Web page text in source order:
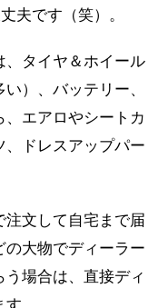
夫です（笑）。
、タイヤ＆ホイール
）、バッテリー、
エアロやシートカ
ドレスアップパー
注文して自宅まで届
の大物でディーラー
場合は、直接ディ